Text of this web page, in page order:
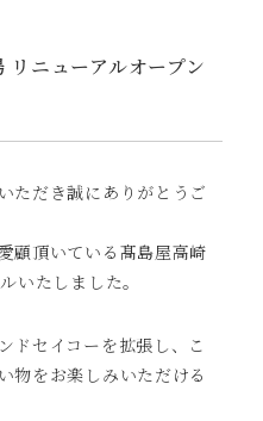
ニューアルオープン
ただき誠にありがとうご
顧頂いている髙島屋高崎
いたしました。
ドセイコーを拡張し、こ
物をお楽しみいただける